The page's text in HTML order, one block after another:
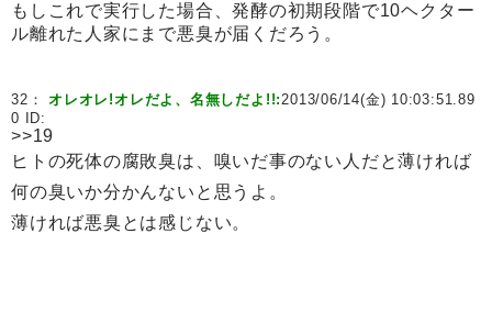
もしこれで実行した場合、発酵の初期段階で10ヘクター
ル離れた人家にまで悪臭が届くだろう。
32：オレオレ!オレだよ、名無しだよ!!:2013/06/14(金) 10:03:51.89
0 ID:
>>19
ヒトの死体の腐敗臭は、嗅いだ事のない人だと薄ければ
何の臭いか分かんないと思うよ。
薄ければ悪臭とは感じない。